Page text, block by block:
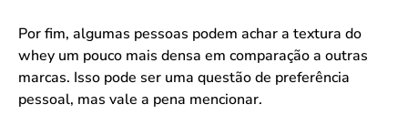
Por fim, algumas pessoas podem achar a textura do
whey um pouco mais densa em comparação a outras
marcas. Isso pode ser uma questão de preferência
pessoal, mas vale a pena mencionar.